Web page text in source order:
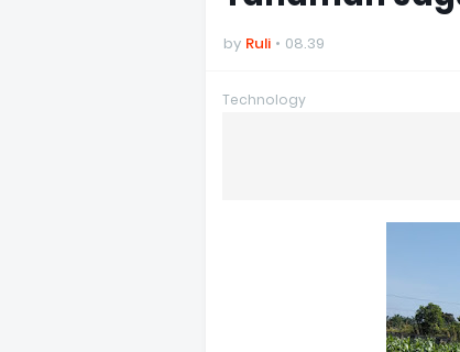
by Ruli 08.39
Technology